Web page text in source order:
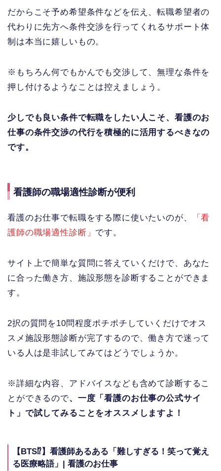
だからこそ予め希望条件などを伝え、転職希望者の
代わりに先方へ条件交渉を行ってくれるサポート体
制は本当に嬉しいもの。
※もちろん何でもかんでも交渉して、無理な条件を
押し付けるようなことは控えましょう。
少しでも良い条件で転職をしたい人こそ、看護のお
仕事の条件交渉の代行を積極的に活用するべきなの
です。
看護師の職場適性診断が便利
看護のお仕事で転職をする際に使いたいのが、
「看
護師の職場適性診断」 です。
サイト上で簡単な質問に答えていくだけで、あなた
に合った働き方、施設形態を診断することができま
す。
2択の質問を10問程度ポチポチしていくだけでオス
スメ施設形態診断が完了するので、働き方で迷って
いる人は是非試してみてはどうでしょうか。
※詳細な内容、アドバイスなども含めて診断するこ
とができるので、一度「看護のお仕事の公式サイ
ト」で試してみることをオススメしますよ！
【BTS⁉︎】看護師あるある「難しすぎる！笑って覚え
る医療略語」| 看護のお仕事